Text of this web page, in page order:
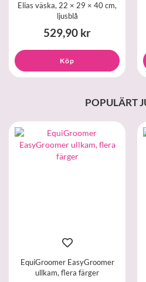
Elias väska, 22 × 29 × 40 cm,
ljusblå
529,90 kr
Köp
POPULÄRT
EquiGroomer EasyGroomer
ullkam, flera färger